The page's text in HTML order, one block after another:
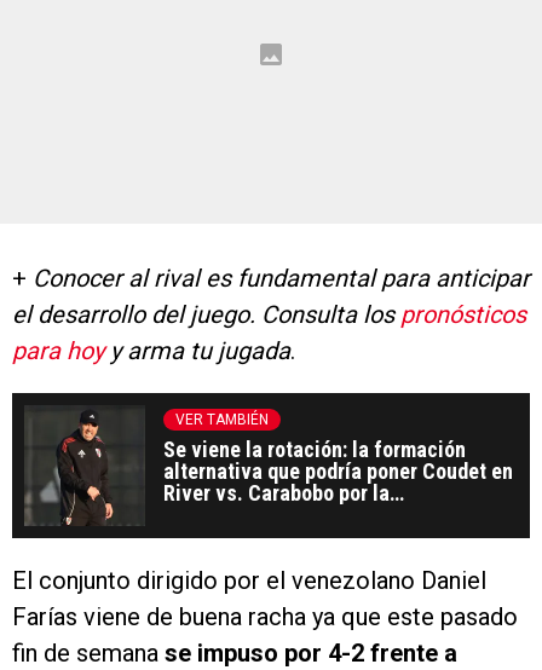
+ Conocer al rival es fundamental para anticipar
el desarrollo del juego. Consulta lospronósticos
para hoyy arma tu jugada.
VER TAMBIÉN
Se viene la rotación: la formación
alternativa que podría poner Coudet en
River vs. Carabobo por la
El conjunto dirigido por el venezolano Daniel
Farías viene de buena racha ya que este pasado
fin de semana se impuso por 4-2 frente a